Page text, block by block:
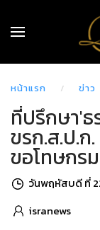
หน้าแรก ข่าว
ที่ปรึกษา'
ขรก.ส.ป.ก
ขอโทษกร
วันพฤหัสบดี ที่
isranews